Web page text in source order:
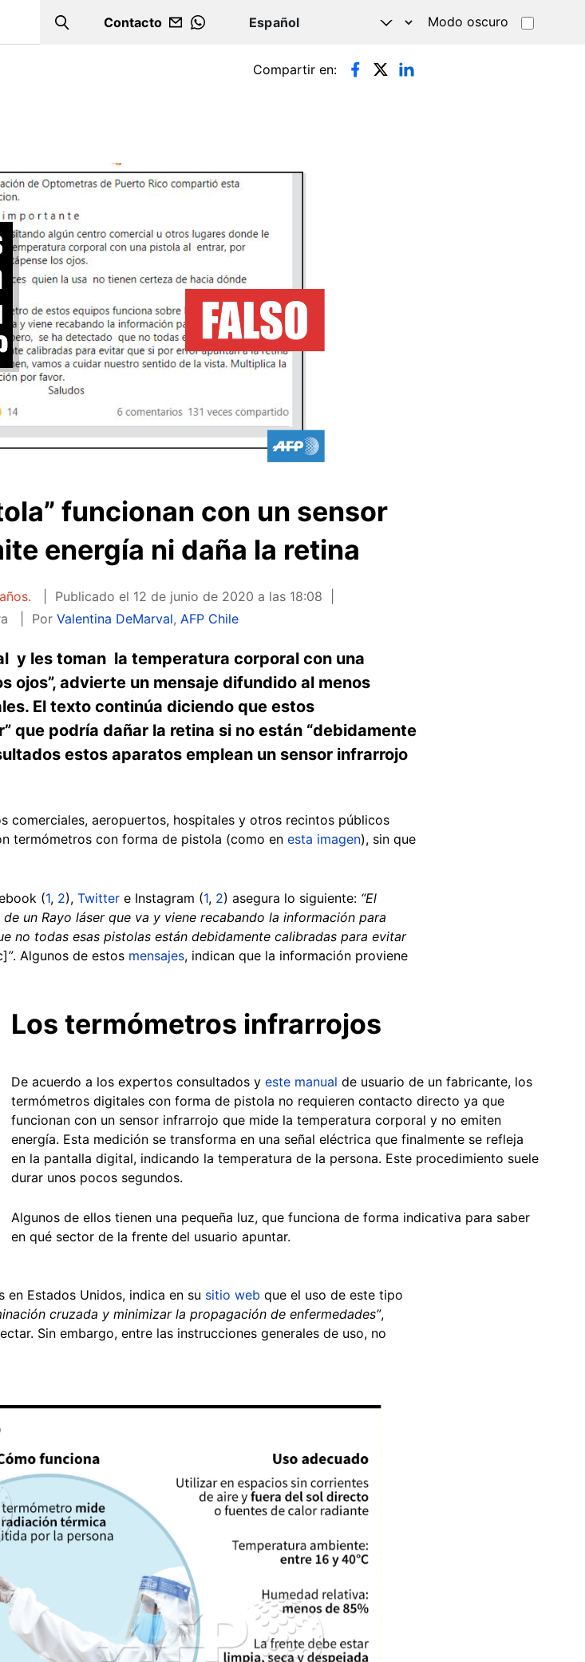
Search
Contacto
WHATSAPP
Modo oscuro
Compartir en:
funcionan con un sensor
energía ni daña la retina
Publicado el 12 de junio de 2020 a las 18:08
PorValentina DeMarval,AFP Chile
y les toman la temperatura corporal con una
ojos”, advierte un mensaje difundido al menos
El texto continúa diciendo que estos
que podría dañar la retina si no están “debidamente
estos aparatos emplean un sensor infrarrojo
comerciales, aeropuertos, hospitales y otros recintos públicos
termómetros con forma de pistola (como en esta imagen), sin que
(1, 2), Twitter e Instagram (1, 2) asegura lo siguiente: “El
un Rayo láser que va y viene recabando la información para
no todas esas pistolas están debidamente calibradas para evitar
”. Algunos de estos mensajes, indican que la información proviene
Los termómetros infrarrojos
De acuerdo a los expertos consultados y este manual de usuario de un fabricante, los
termómetros digitales con forma de pistola no requieren contacto directo ya que
funcionan con un sensor infrarrojo que mide la temperatura corporal y no emiten
energía. Esta medición se transforma en una señal eléctrica que finalmente se refleja
en la pantalla digital, indicando la temperatura de la persona. Este procedimiento suele
durar unos pocos segundos.
Algunos de ellos tienen una pequeña luz, que funciona de forma indicativa para saber
en qué sector de la frente del usuario apuntar.
Estados Unidos, indica en su sitio web que el uso de este tipo
cruzada y minimizar la propagación de enfermedades”,
Sin embargo, entre las instrucciones generales de uso, no